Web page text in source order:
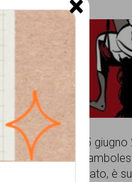
n.
Il 15 giugno
Senato, è